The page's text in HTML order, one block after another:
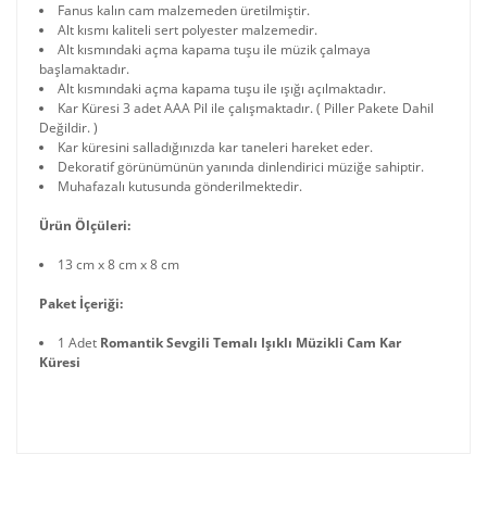
Fanus kalın cam malzemeden üretilmiştir.
Alt kısmı kaliteli sert polyester malzemedir.
Alt kısmındaki açma kapama tuşu ile müzik çalmaya
başlamaktadır.
Alt kısmındaki açma kapama tuşu ile ışığı açılmaktadır.
Kar Küresi 3 adet AAA Pil ile çalışmaktadır. ( Piller Pakete Dahil
Değildir. )
Kar küresini salladığınızda kar taneleri hareket eder.
Dekoratif görünümünün yanında dinlendirici müziğe sahiptir.
Muhafazalı kutusunda gönderilmektedir.
Ürün Ölçüleri:
13 cm x 8 cm x 8 cm
Paket İçeriği:
1 Adet Romantik Sevgili Temalı Işıklı Müzikli Cam Kar
Küresi